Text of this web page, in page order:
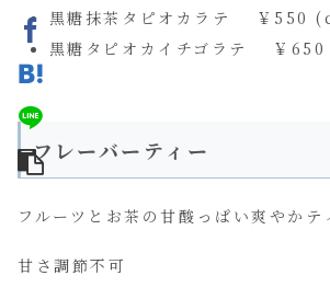
黒糖抹茶タピオカラテ ￥550
黒糖タピオカイチゴラテ ￥
フレーバーティー
フルーツとお茶の甘酸っぱい爽やかテ
甘さ調節不可